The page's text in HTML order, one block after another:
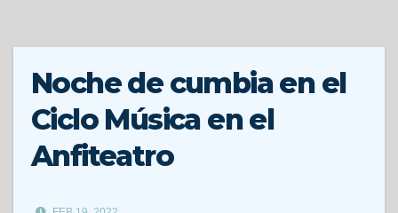
Noche de cumbia en el
Ciclo Música en el
Anfiteatro